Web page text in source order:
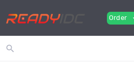
Order
search